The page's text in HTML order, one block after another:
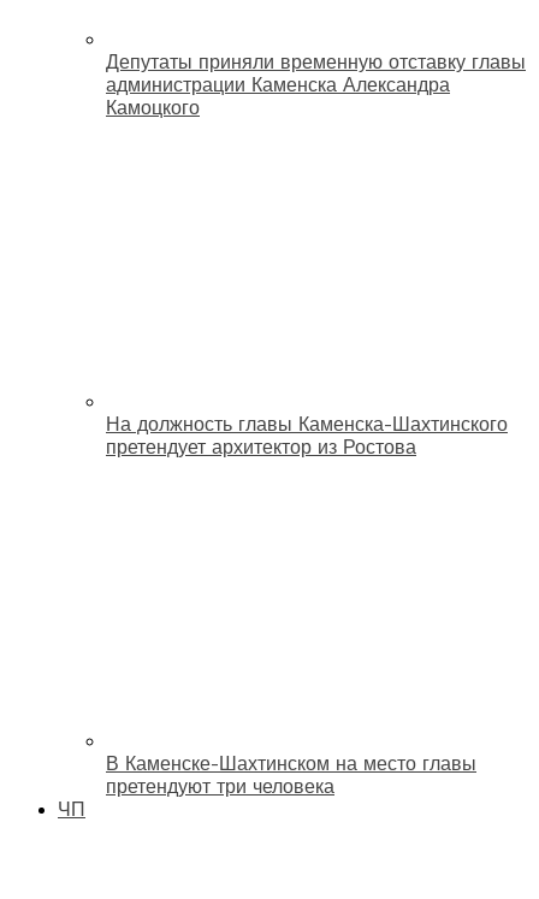
Депутаты приняли временную отставку главы
администрации Каменска Александра
Камоцкого
На должность главы Каменска-Шахтинского
претендует архитектор из Ростова
В Каменске-Шахтинском на место главы
претендуют три человека
ЧП